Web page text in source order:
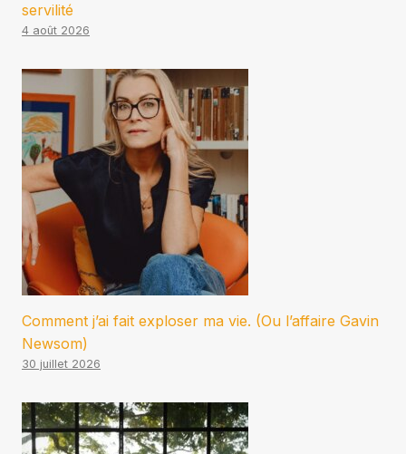
servilité
4 août 2026
Comment j’ai fait exploser ma vie. (Ou l’affaire Gavin
Newsom)
30 juillet 2026